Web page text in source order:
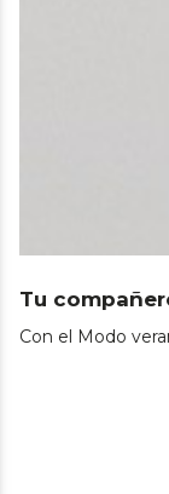
Tu
Con el Modo